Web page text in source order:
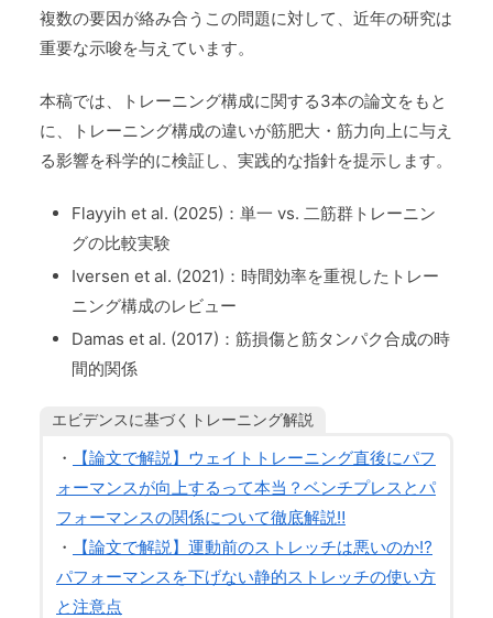
複数の要因が絡み合うこの問題に対して、近年の研究は
重要な示唆を与えています。
本稿では、トレーニング構成に関する3本の論文をもと
に、トレーニング構成の違いが筋肥大・筋力向上に与え
る影響を科学的に検証し、実践的な指針を提示します。
Flayyih et al. (2025)：単一 vs. 二筋群トレーニン
グの比較実験
Iversen et al. (2021)：時間効率を重視したトレー
ニング構成のレビュー
Damas et al. (2017)：筋損傷と筋タンパク合成の時
間的関係
エビデンスに基づくトレーニング解説
・
【論文で解説】ウェイトトレーニング直後にパフ
ォーマンスが向上するって本当？ベンチプレスとパ
フォーマンスの関係について徹底解説‼
・
【論文で解説】運動前のストレッチは悪いのか⁉
パフォーマンスを下げない静的ストレッチの使い方
と注意点